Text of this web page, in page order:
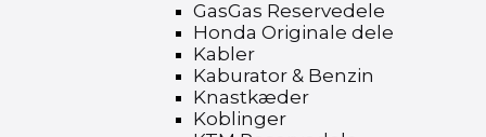
GasGas Reservedele
Honda Originale dele
Kabler
Kaburator & Benzin
Knastkæder
Koblinger